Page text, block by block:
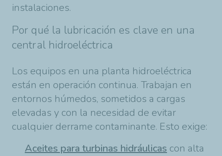
instalaciones.
Por qué la lubricación es clave en una
central hidroeléctrica
Los equipos en una planta hidroeléctrica
están en operación continua. Trabajan en
entornos húmedos, sometidos a cargas
elevadas y con la necesidad de evitar
cualquier derrame contaminante. Esto exige:
Aceites para turbinas hidráulicas con alta